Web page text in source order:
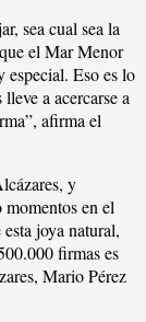
sea cual sea la
el Mar Menor
especial. Eso es lo
a acercarse a
afirma el
y
en el
joya natural,
firmas es
Mario Pérez